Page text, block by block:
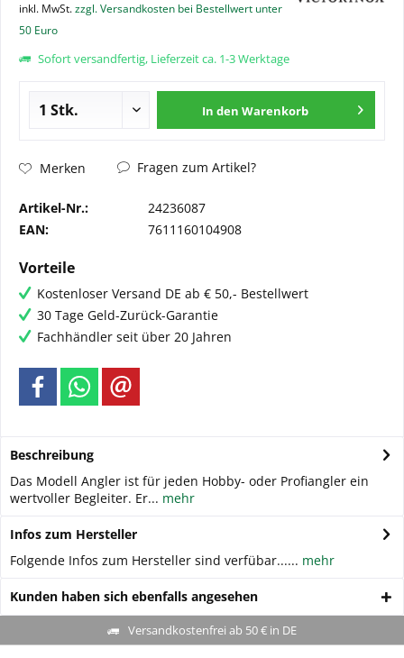
inkl. MwSt.zzgl. Versandkosten bei Bestellwert unter
50 Euro
Sofort versandfertig, Lieferzeit ca. 1-3 Werktage
In den Warenkorb
Merken Fragen zum Artikel?
Artikel-Nr.:
24236087
EAN:
7611160104908
Vorteile
Kostenloser Versand DE ab € 50,- Bestellwert
30 Tage Geld-Zurück-Garantie
Fachhändler seit über 20 Jahren
Beschreibung
Das Modell Angler ist für jeden Hobby- oder Profiangler ein
wertvoller Begleiter. Er... mehr
Infos zum Hersteller
Folgende Infos zum Hersteller sind verfübar...... mehr
Kunden haben sich ebenfalls angesehen
Versandkostenfrei ab 50 € in DE